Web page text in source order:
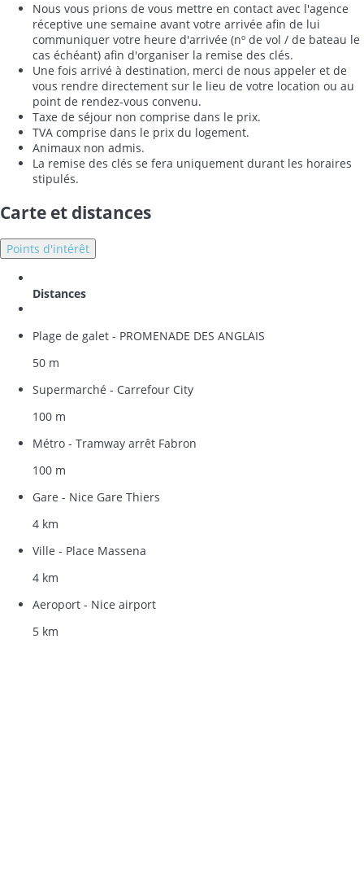
Nous vous prions de vous mettre en contact avec l'agence
réceptive une semaine avant votre arrivée afin de lui
communiquer votre heure d'arrivée (nº de vol / de bateau le
cas échéant) afin d'organiser la remise des clés.
Une fois arrivé à destination, merci de nous appeler et de
vous rendre directement sur le lieu de votre location ou au
point de rendez-vous convenu.
Taxe de séjour non comprise dans le prix.
TVA comprise dans le prix du logement.
Animaux non admis.
La remise des clés se fera uniquement durant les horaires
stipulés.
Carte et distances
Points d'intérêt
Distances
Plage de galet - PROMENADE DES ANGLAIS
50 m
Supermarché - Carrefour City
100 m
Métro - Tramway arrêt Fabron
100 m
Gare - Nice Gare Thiers
4 km
Ville - Place Massena
4 km
Aeroport - Nice airport
5 km